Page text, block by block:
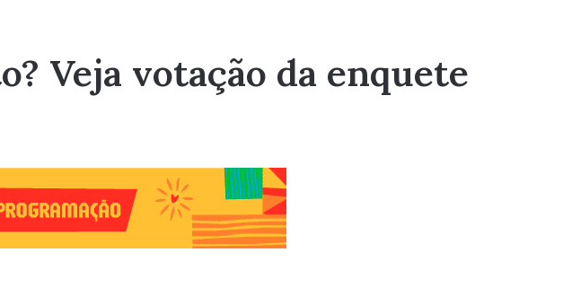
Veja votação da enquete